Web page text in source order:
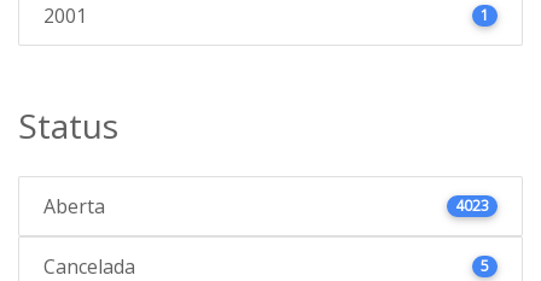
2001 1
Status
Aberta 4023
Cancelada 5